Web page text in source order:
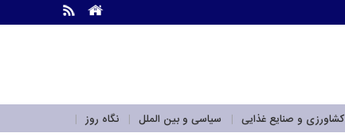
کشاورزی و صنایع غذایی سیاسی و بین الملل نگاه روز